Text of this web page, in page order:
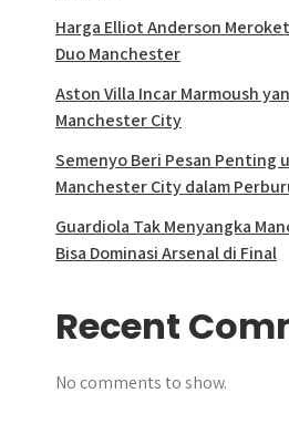
Harga Elliot Anderson
Duo Manchester
Aston Villa Incar Marmoush
Manchester City
Semenyo Beri Pesan Penting
Manchester City dalam
Guardiola Tak Menyangka
Bisa Dominasi Arsenal di Final
Recent
No comments to show.